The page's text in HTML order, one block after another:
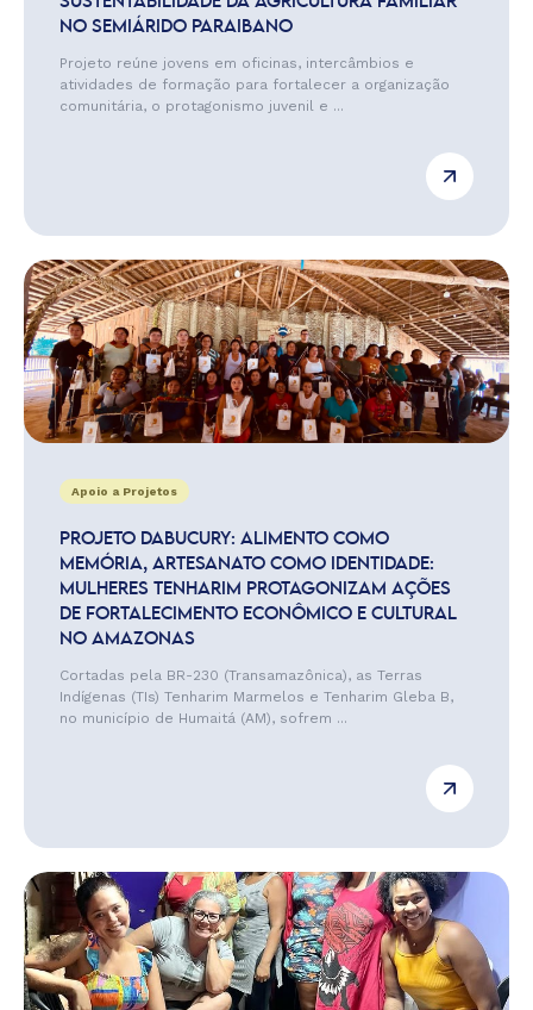
NO SEMIÁRIDO PARAIBANO
Projeto reúne jovens em oficinas, intercâmbios e
atividades de formação para fortalecer a organização
comunitária, o protagonismo juvenil e ...
Apoio a Projetos
PROJETO DABUCURY: ALIMENTO COMO
MEMÓRIA, ARTESANATO COMO IDENTIDADE:
MULHERES TENHARIM PROTAGONIZAM AÇÕES
DE FORTALECIMENTO ECONÔMICO E CULTURAL
NO AMAZONAS
Cortadas pela BR-230 (Transamazônica), as Terras
Indígenas (TIs) Tenharim Marmelos e Tenharim Gleba B,
no município de Humaitá (AM), sofrem ...